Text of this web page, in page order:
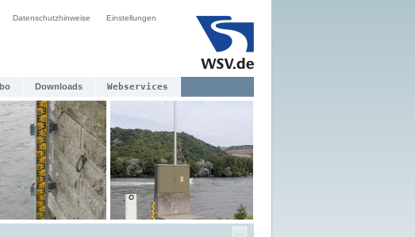
Datenschutzhinweise Einstellungen
Downloads Webservices